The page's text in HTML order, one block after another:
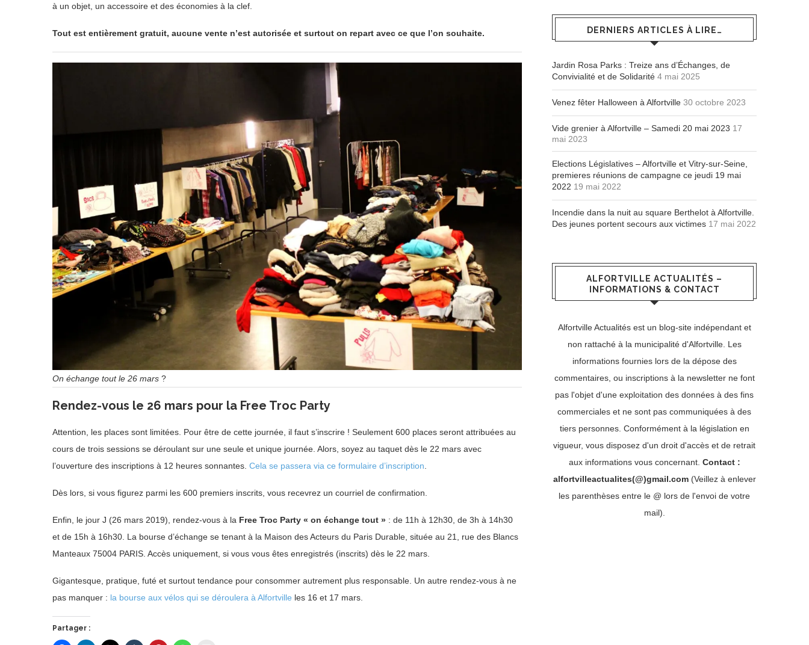
à un objet, un accessoire et des économies à la clef.
Tout est entièrement gratuit, aucune vente n’est autorisée et surtout on repart avec ce que l’on souhaite.
On échange tout le 26 mars ?
Rendez-vous le 26 mars pour la Free Troc Party
Attention, les places sont limitées. Pour être de cette journée, il faut s’inscrire ! Seulement 600 places seront attribuées au
cours de trois sessions se déroulant sur une seule et unique journée. Alors, soyez au taquet dès le 22 mars avec
l’ouverture des inscriptions à 12 heures sonnantes. Cela se passera via ce formulaire d’inscription
Dès lors, si vous figurez parmi les 600 premiers inscrits, vous recevrez un courriel de confirmation.
Enfin, le jour J (26 mars 2019), rendez-vous à la Free Troc Party « on échange tout » : de 11h à 12h30, de 3h à 14h30
et de 15h à 16h30. La bourse d’échange se tenant à la Maison des Acteurs du Paris Durable, située au 21, rue des Blancs
Manteaux 75004 PARIS. Accès uniquement, si vous vous êtes enregistrés (inscrits) dès le 22 mars.
Gigantesque, pratique, futé et surtout tendance pour consommer autrement plus responsable. Un autre rendez-vous à ne
pas manquer : la bourse aux vélos qui se déroulera à Alfortville les 16 et 17 mars.
Partager :
DERNIERS ARTICLES À LIRE…
Jardin Rosa Parks : Treize ans d’Échanges, de
Convivialité et de Solidarité 4 mai 2025
Venez fêter Halloween à Alfortville 30 octobre 2023
Vide grenier à Alfortville – Samedi 20 mai 2023 17
mai 2023
Elections Législatives – Alfortville et Vitry-sur-Seine,
premieres réunions de campagne ce jeudi 19 mai
2022 19 mai 2022
Incendie dans la nuit au square Berthelot à Alfortville.
Des jeunes portent secours aux victimes 17 mai 2022
ALFORTVILLE ACTUALITÉS –
INFORMATIONS & CONTACT
Alfortville Actualités est un blog-site indépendant et
non rattaché à la municipalité d'Alfortville. Les
informations fournies lors de la dépose des
commentaires, ou inscriptions à la newsletter ne font
pas l'objet d'une exploitation des données à des fins
commerciales et ne sont pas communiquées à des
tiers personnes. Conformément à la législation en
vigueur, vous disposez d'un droit d'accès et de retrait
aux informations vous concernant. Contact :
alfortvilleactualites(@)gmail.com(Veillez à enlever
les parenthèses entre le @ lors de l'envoi de votre
mail).